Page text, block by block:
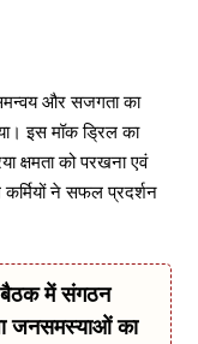
और सजगता का
इस मॉक ड्रिल का
क्षमता को परखना एवं
कर्मियों ने सफल प्रदर्शन
बैठक में संगठन
जनसमस्याओं का